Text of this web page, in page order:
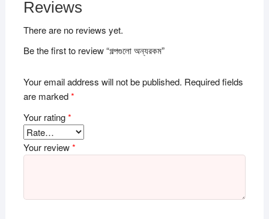
Reviews
There are no reviews yet.
Be the first to review “গল্পগুলো অন্যরকম”
Your email address will not be published. Required fields
are marked*
Your rating*
Your review*